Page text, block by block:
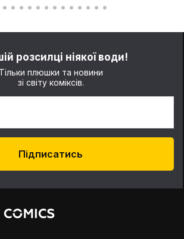
розсилці ніякої води!
Тільки плюшки та новини
зі світу коміксів.
Підписатись